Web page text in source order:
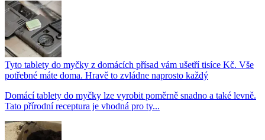
Tyto tablety do myčky z domácích přísad vám ušetří tisíce Kč. Vše
potřebné máte doma. Hravě to zvládne naprosto každý
Domácí tablety do myčky lze vyrobit poměrně snadno a také levně.
Tato přírodní receptura je vhodná pro ty...